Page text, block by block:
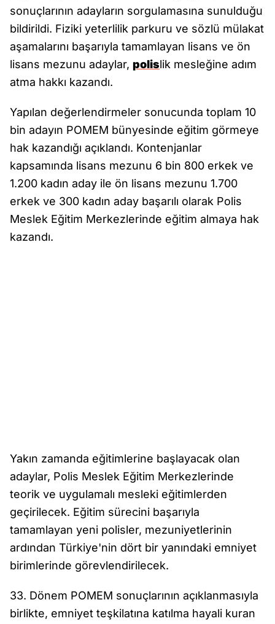
sonuçlarının adayların sorgulamasına sunulduğu
bildirildi. Fiziki yeterlilik parkuru ve sözlü mülakat
aşamalarını başarıyla tamamlayan lisans ve ön
lisans mezunu adaylar, polislik mesleğine adım
atma hakkı kazandı.
Yapılan değerlendirmeler sonucunda toplam 10
bin adayın POMEM bünyesinde eğitim görmeye
hak kazandığı açıklandı. Kontenjanlar
kapsamında lisans mezunu 6 bin 800 erkek ve
1.200 kadın aday ile ön lisans mezunu 1.700
erkek ve 300 kadın aday başarılı olarak Polis
Meslek Eğitim Merkezlerinde eğitim almaya hak
kazandı.
Yakın zamanda eğitimlerine başlayacak olan
adaylar, Polis Meslek Eğitim Merkezlerinde
teorik ve uygulamalı mesleki eğitimlerden
geçirilecek. Eğitim sürecini başarıyla
tamamlayan yeni polisler, mezuniyetlerinin
ardından Türkiye'nin dört bir yanındaki emniyet
birimlerinde görevlendirilecek.
33. Dönem POMEM sonuçlarının açıklanmasıyla
birlikte, emniyet teşkilatına katılma hayali kuran